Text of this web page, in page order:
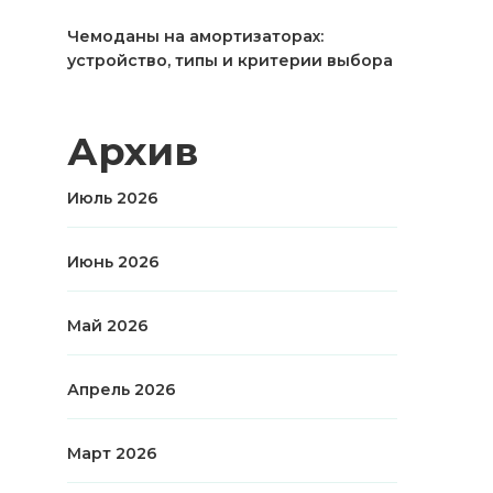
Чемоданы на амортизаторах:
устройство, типы и критерии выбора
Архив
Июль 2026
Июнь 2026
Май 2026
Апрель 2026
Март 2026